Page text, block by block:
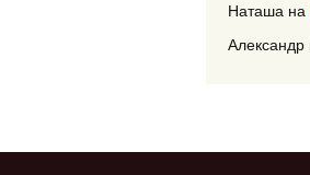
Наташа на
Александр